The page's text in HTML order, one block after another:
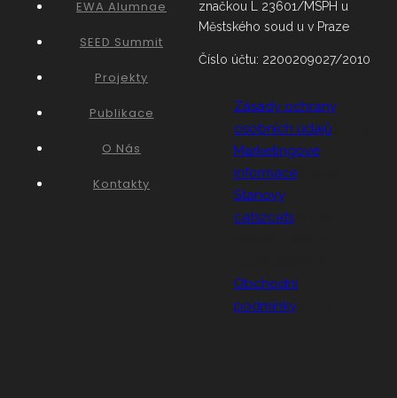
EWA Alumnae
SEED Summit
Projekty
Publikace
O Nás
Kontakty
značkou L 23601/MSPH u
Městského soud u v Praze
Číslo účtu: 2200209027/2010
Zásady ochrany
osobních údajů
Marketingové
informace
Stanovy
cats2cats
Obchodní
podmínky